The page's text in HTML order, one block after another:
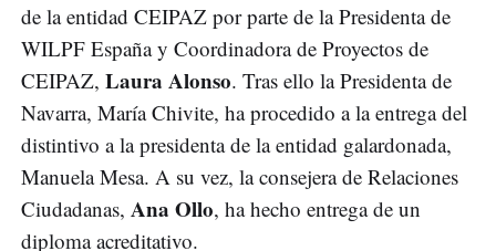
de la entidad CEIPAZ por parte de la Presidenta de
WILPF España y Coordinadora de Proyectos de
CEIPAZ, Laura Alonso. Tras ello la Presidenta de
Navarra, María Chivite, ha procedido a la entrega del
distintivo a la presidenta de la entidad galardonada,
Manuela Mesa. A su vez, la consejera de Relaciones
Ciudadanas, Ana Ollo, ha hecho entrega de un
diploma acreditativo.